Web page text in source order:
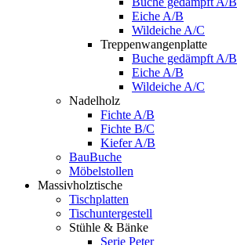
Eiche A/B
Wildeiche A/C
Treppenwangenplatte
Buche gedämpft A/B
Eiche A/B
Wildeiche A/C
Nadelholz
Fichte A/B
Fichte B/C
Kiefer A/B
BauBuche
Möbelstollen
Massivholztische
Tischplatten
Tischuntergestell
Stühle & Bänke
Serie Peter